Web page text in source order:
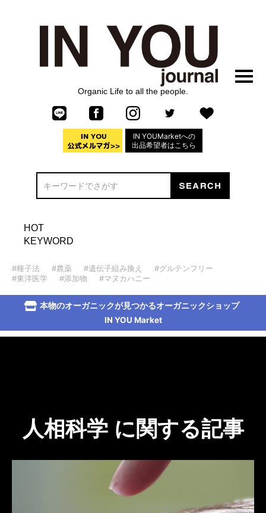
Organic Life to all the people.
IN YOUMarketへの
出品希望者はこちら
HOT
KEYWORD
#種子法 #農薬 #遺伝子組み換え
#グルテンフリー
#東洋医学
#添加物 #マヌカハニー
本物のオーガニックが見つかるオーガニックショップ
IN YOU Market
人相科学 に関する記事